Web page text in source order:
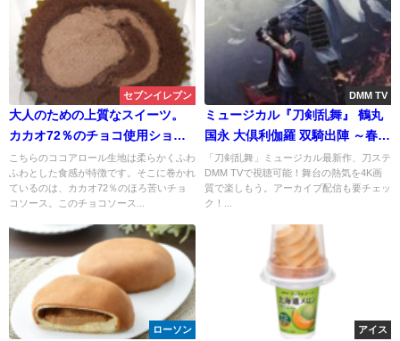
セブンイレブン
大人のための上質なスイーツ。
カカオ72％のチョコ使用ショコ
ラロールケーキ
こちらのココアロール生地は柔らかくふわ
ふわとした食感が特徴です。そこに巻かれ
ているのは、カカオ72％のほろ苦いチョ
コソース。このチョコソース...
DMM TV
ミュージカル『刀剣乱舞』 鶴丸
国永 大倶利伽羅 双騎出陣 ～春風
桃李巵～がDMM TVで熱い配信
中！
「刀剣乱舞」ミュージカル最新作、刀ステ
DMM TVで視聴可能！舞台の熱気を4K画
質で楽しもう。アーカイブ配信も要チェッ
ク！...
ローソン アイス